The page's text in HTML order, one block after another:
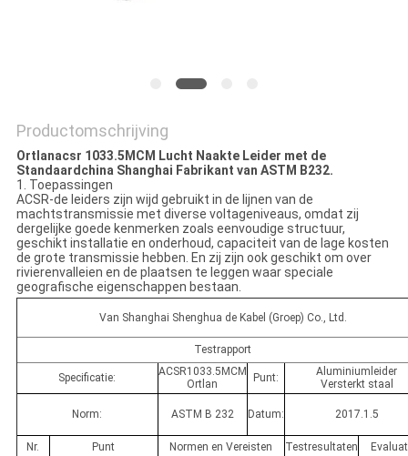
PRIVACYBELEID
Productomschrijving
Ortlanacsr 1033.5MCM Lucht Naakte Leider met de
Standaardchina Shanghai Fabrikant van ASTM B232.
1. Toepassingen
ACSR-de leiders zijn wijd gebruikt in de lijnen van de
machtstransmissie met diverse voltageniveaus, omdat zij
dergelijke goede kenmerken zoals eenvoudige structuur,
geschikt installatie en onderhoud, capaciteit van de lage kosten
de grote transmissie hebben. En zij zijn ook geschikt om over
rivierenvalleien en de plaatsen te leggen waar speciale
geografische eigenschappen bestaan.
Van Shanghai Shenghua de Kabel (Groep) Co., Ltd.
Testrapport
Specificatie:
ACSR1033.5MCM
Ortlan
Punt:
Aluminiumleider
Versterkt staal
Norm: ASTM B 232 Datum: 2017.1.5
Nr. Punt Normen en Vereisten Testresultaten